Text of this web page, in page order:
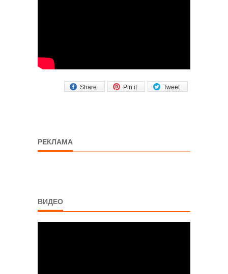
Tweet
Pin it
Share
РЕКЛАМА
ВИДЕО